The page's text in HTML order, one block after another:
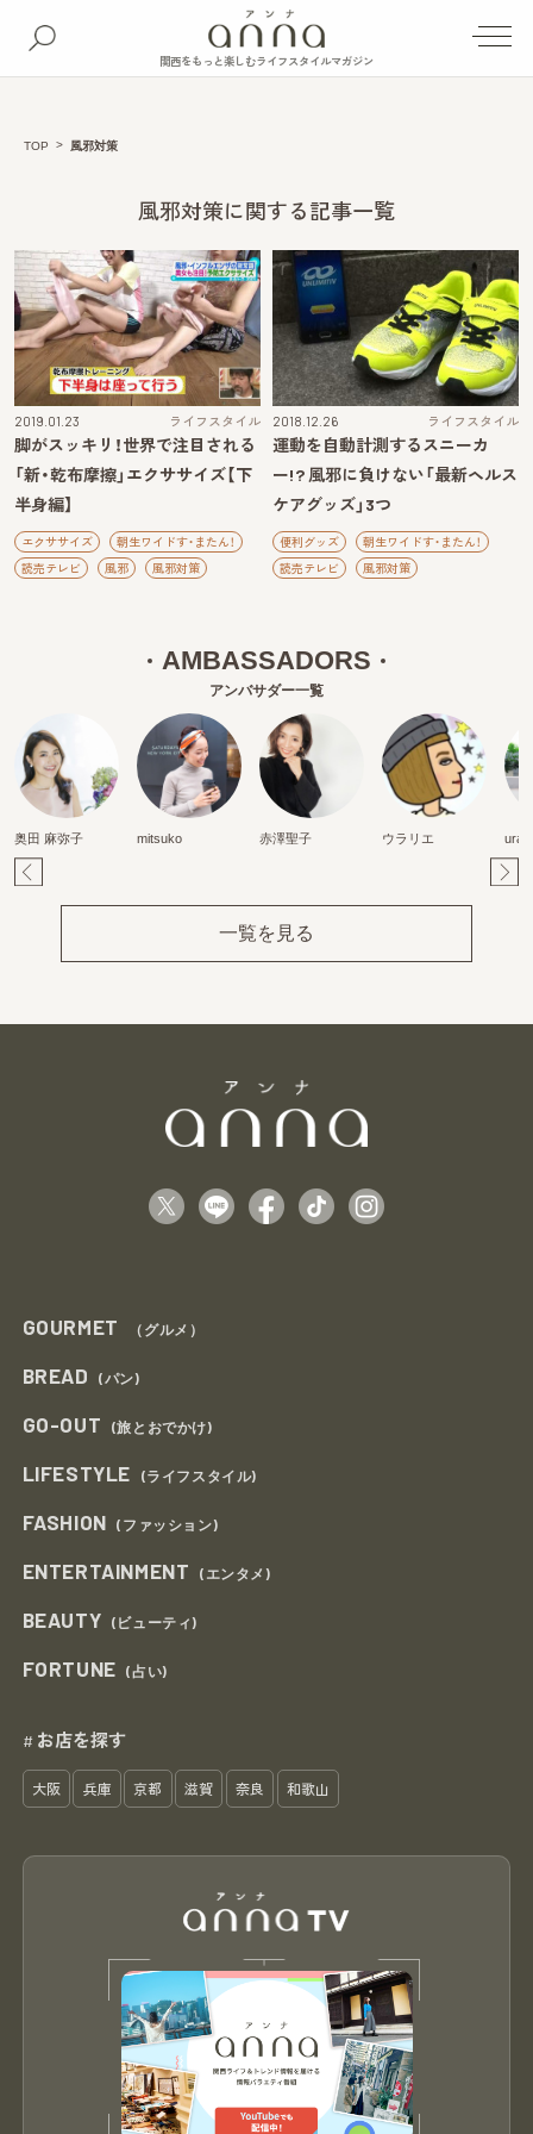
関西をもっと楽しむライフスタイルマガジン
TOP 風邪対策
風邪対策に関する記事一覧
2019.01.23 ライフスタイル
脚がスッキリ！世界で注目される
「新・乾布摩擦」エクササイズ【下
半身編】
エクササイズ
朝生ワイドす・またん！
読売テレビ
風邪 風邪対策
2018.12.26 ライフスタイル
運動を自動計測するスニーカ
ー!? 風邪に負けない「最新ヘルス
ケアグッズ」3つ
便利グッズ
朝生ワイドす・またん！
読売テレビ
風邪対策
AMBASSADORS
アンバサダー一覧
奥田 麻弥子 mitsuko 赤澤聖子 ウラリエ
一覧を見る
GOURMET （グルメ）
BREAD (パン)
GO-OUT (旅とおでかけ)
LIFESTYLE (ライフスタイル)
FASHION (ファッション)
ENTERTAINMENT (エンタメ)
BEAUTY (ビューティ)
FORTUNE (占い)
# お店を探す
大阪 兵庫 京都 滋賀 奈良 和歌山